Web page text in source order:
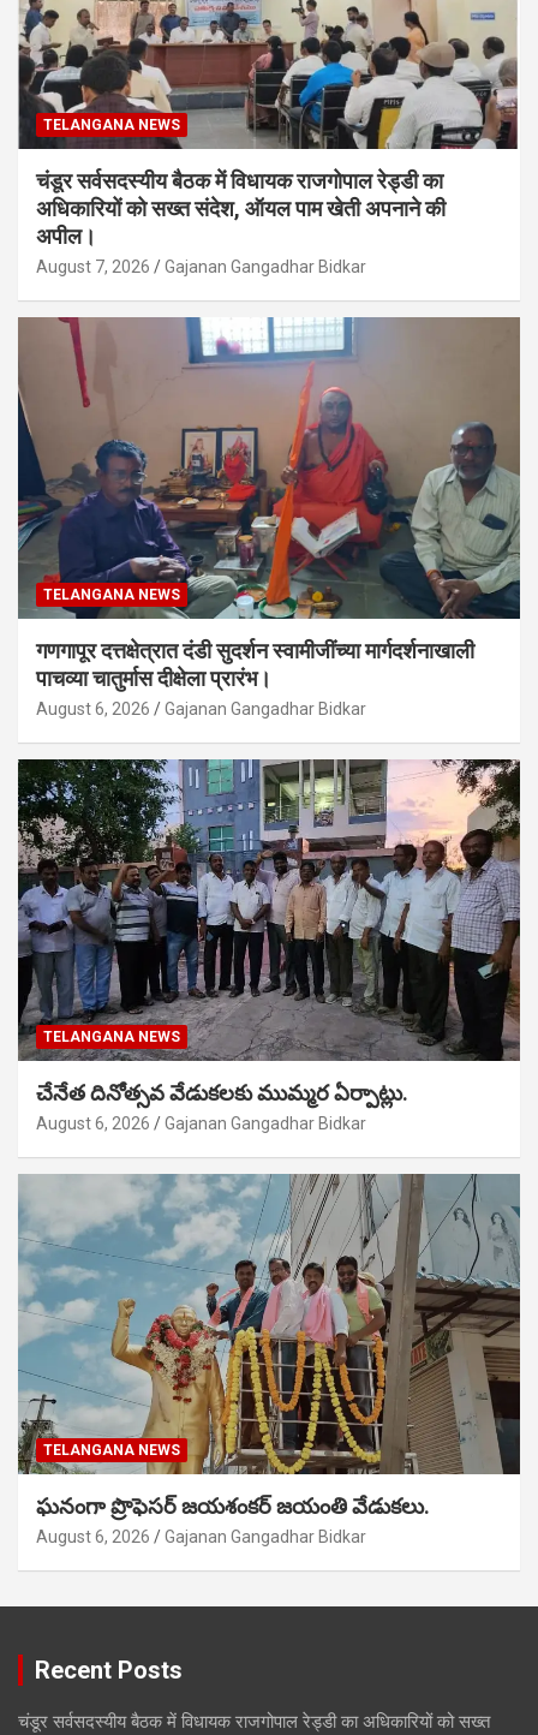
TELANGANA NEWS
चंडूर सर्वसदस्यीय बैठक में विधायक राजगोपाल रेड्डी का
अधिकारियों को सख्त संदेश, ऑयल पाम खेती अपनाने की
अपील।
August 7, 2026 Gajanan Gangadhar Bidkar
TELANGANA NEWS
गणगापूर दत्तक्षेत्रात दंडी सुदर्शन स्वामीजींच्या मार्गदर्शनाखाली
पाचव्या चातुर्मास दीक्षेला प्रारंभ।
August 6, 2026 Gajanan Gangadhar Bidkar
TELANGANA NEWS
చేనేత దినోత్సవ వేడుకలకు ముమ్మర ఏర్పాట్లు.
August 6, 2026 Gajanan Gangadhar Bidkar
TELANGANA NEWS
ఘనంగా ప్రొఫెసర్ జయశంకర్ జయంతి వేడుకలు.
August 6, 2026 Gajanan Gangadhar Bidkar
Recent Posts
चंडूर सर्वसदस्यीय बैठक में विधायक राजगोपाल रेड्डी का अधिकारियों को सख्त